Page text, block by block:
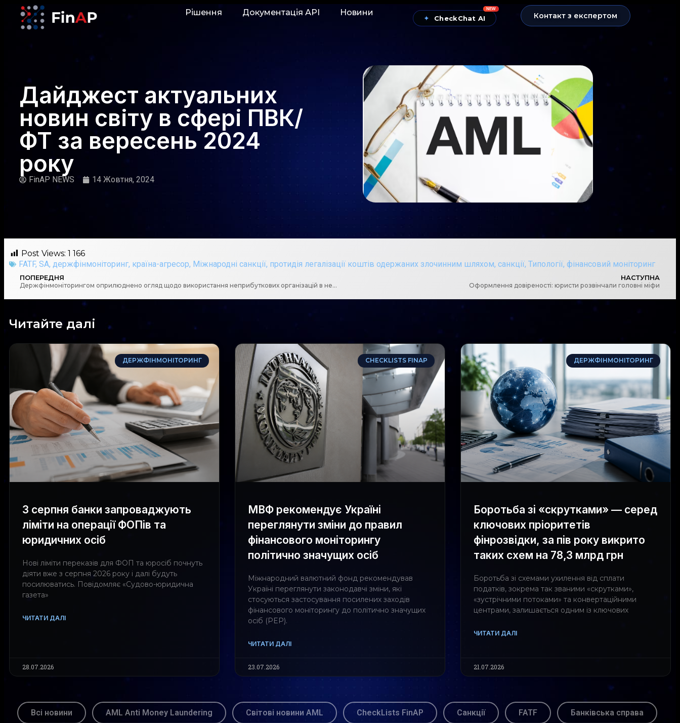
Рішення Документація АРІ Новини
✦ CheckChat AI
NEW
Контакт з експертом
Дайджест актуальних
новин світу в сфері ПВК/
ФТ за вересень 2024
року
FinAP NEWS 14 Жовтня, 2024
Post Views: 1 166
FATF, SA, держфінмоніторинг, країна-агресор, Міжнародні санкції, протидія легалізації коштів одержаних злочинним шляхом, санкції, Типології, фінансовий моніторинг
ПОПЕРЕДНЯ
Держфінмоніторингом оприлюднено огляд щодо використання неприбуткових організацій в незаконних цілях
НАСТУПНА
Оформлення довіреності: юристи розвінчали головні міфи
Читайте далі
ДЕРЖФІНМОНІТОРИНГ
З серпня банки запроваджують
ліміти на операції ФОПів та
юридичних осіб
Нові ліміти переказів для ФОП та юросіб почнуть
діяти вже з серпня 2026 року і далі будуть
посилюватись. Повідомляє «Судово-юридична
газета»
ЧИТАТИ ДАЛІ
28.07.2026
CHECKLISTS FINAP
МВФ рекомендує Україні
переглянути зміни до правил
фінансового моніторингу
політично значущих осіб
Міжнародний валютний фонд рекомендував
Україні переглянути законодавчі зміни, які
стосуються застосування посилених заходів
фінансового моніторингу до політично значущих
осіб (PEP).
ЧИТАТИ ДАЛІ
23.07.2026
ДЕРЖФІНМОНІТОРИНГ
Боротьба зі «скрутками» — серед
ключових пріоритетів
фінрозвідки, за пів року викрито
таких схем на 78,3 млрд грн
Боротьба зі схемами ухилення від сплати
податків, зокрема так званими «скрутками»,
«зустрічними потоками» та конвертаційними
центрами, залишається одним із ключових
ЧИТАТИ ДАЛІ
21.07.2026
Всі новини AML Anti Money Laundering Світові новини AML CheckLists FinAP Санкції FATF Банківська справа